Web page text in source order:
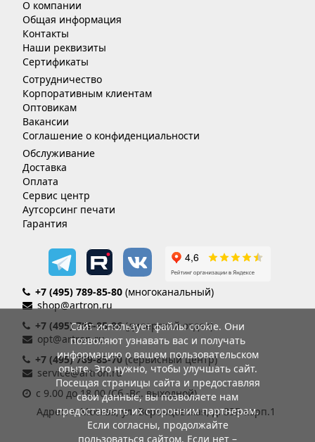
О компании
Общая информация
Контакты
Наши реквизиты
Сертификаты
Сотрудничество
Корпоративным клиентам
Оптовикам
Вакансии
Соглашение о конфиденциальности
Обслуживание
Доставка
Оплата
Сервис центр
Аутсорсинг печати
Гарантия
+7 (495) 789-85-80 (многоканальный)
shop@artron.ru
+7 (495) 789-85-86(дилерский отдел)
opt@artron.ru
+7 (495) 789-85-70 (сервисный центр)
service@artron.ru
с 9.00 до 18.00 (Сб.-Вс. выходной)
Адрес: г. Москва, ул. Воронцовская, д. 35Б корп.1
Сайт использует файлы cookie. Они
позволяют узнавать вас и получать
информацию о вашем пользовательском
опыте. Это нужно, чтобы улучшать сайт.
Посещая страницы сайта и предоставляя
свои данные, вы позволяете нам
предоставлять их сторонним партнерам.
Если согласны, продолжайте
пользоваться сайтом. Если нет –